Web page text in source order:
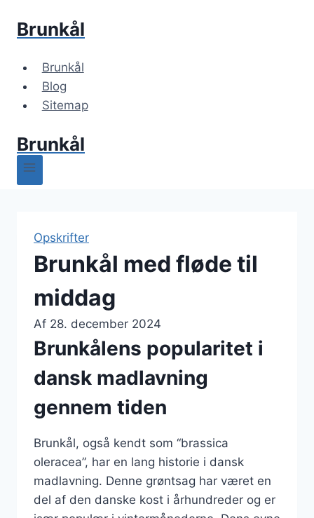
Brunkål
Brunkål
Blog
Sitemap
Brunkål
Opskrifter
Brunkål med fløde til
middag
Af 28. december 2024
Brunkålens popularitet i
dansk madlavning
gennem tiden
Brunkål, også kendt som “brassica
oleracea”, har en lang historie i dansk
madlavning. Denne grøntsag har været en
del af den danske kost i århundreder og er